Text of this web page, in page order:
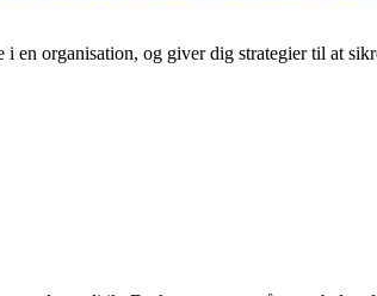
organisation, og giver dig strategier til at